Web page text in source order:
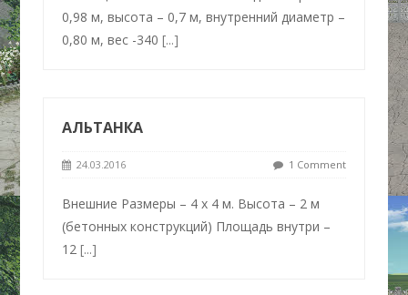
0,98 м, высота – 0,7 м, внутренний диаметр –
0,80 м, вес -340[...]
АЛЬТАНКА
24.03.2016 1 Comment
Внешние Размеры – 4 х 4 м. Высота – 2 м
(бетонных конструкций) Площадь внутри –
12[...]